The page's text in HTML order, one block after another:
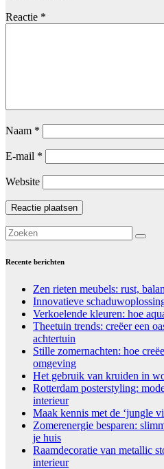
Reactie *
Naam *
E-mail *
Website
Recente berichten
Zen rieten meubels: rust,
Innovatieve
Verkoelende kleuren: hoe
Theetuin trends: creëer een
achtertuin
Stille zomernachten: hoe
omgeving
Het gebruik van kruiden in
Rotterdam posterstyling:
interieur
Maak kennis met de ‘jungle
Zomerenergie besparen:
je huis
Raamdecoratie van metallic
interieur